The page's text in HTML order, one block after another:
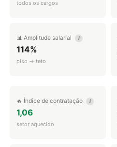
todos os cargos
📊 Amplitude salarial i
114%
piso → teto
🔥 Índice de contratação i
1,06
setor aquecido